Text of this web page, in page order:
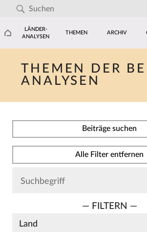
LÄNDER-
ANALYSEN
THEMEN ARCHIV
THEMEN DER
ANALYSEN
Beiträge suchen
Alle Filter entfernen
— FILTERN —
Land